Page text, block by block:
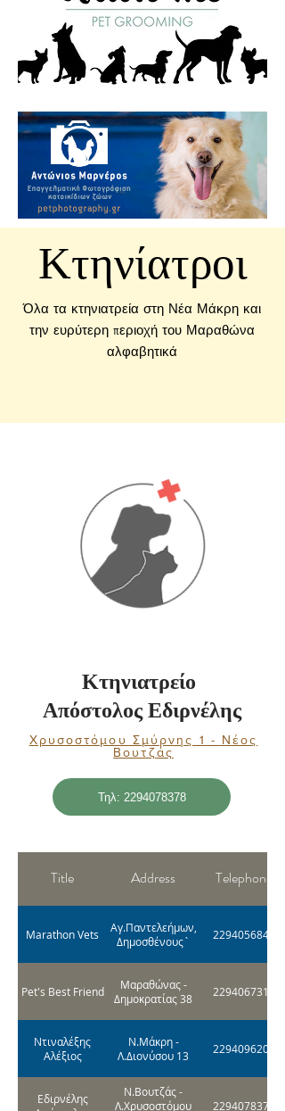
Κτηνίατροι
Όλα τα κτηνιατρεία στη Νέα Μάκρη και
την ευρύτερη περιοχή του Μαραθώνα
αλφαβητικά
Κτηνιατρείο
Απόστολος Εδιρνέλης
Χρυσοστόμου Σμύρνης 1 - Νέος
Βουτζάς
Τηλ: 2294078378
Title Address Telephone
Marathon Vets
Αγ.Παντελεήμων,
Δημοσθένους`
2294056849
Pet's Best Friend
Μαραθώνας -
Δημοκρατίας 38
2294067311
Ντιναλέξης
Αλέξιος
Ν.Μάκρη -
Λ.Διονύσου 13
2294096205
Εδιρνέλης
Ν.Βουτζάς -
Λ.Χρυσοστόμου
2294078378